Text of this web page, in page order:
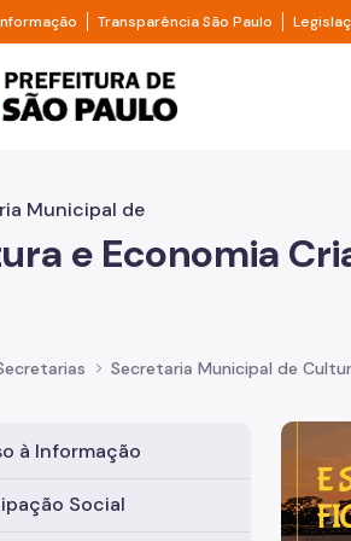
principalDivisor de acesso à informação
Transparência São Paulo Divisor
de São
Municipal de
e Economia
Secretaria Municipal de
à Informação
Social